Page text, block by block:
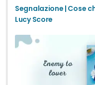
Segnalazione | Cose
Lucy Score